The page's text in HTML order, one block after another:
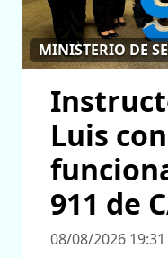
MINISTERIO DE
Luis
911 de
08/08/2026 19:31